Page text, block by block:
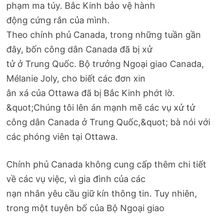
phạm ma túy. Bắc Kinh bảo vệ hành
động cứng rắn của mình.
Theo chính phủ Canada, trong những tuần gần
đây, bốn công dân Canada đã bị xử
tử ở Trung Quốc. Bộ trưởng Ngoại giao Canada,
Mélanie Joly, cho biết các đơn xin
ân xá của Ottawa đã bị Bắc Kinh phớt lờ.
&quot;Chúng tôi lên án mạnh mẽ các vụ xử tử
công dân Canada ở Trung Quốc,&quot; bà nói với
các phóng viên tại Ottawa.
Chính phủ Canada không cung cấp thêm chi tiết
về các vụ việc, vì gia đình của các
nạn nhân yêu cầu giữ kín thông tin. Tuy nhiên,
trong một tuyên bố của Bộ Ngoại giao